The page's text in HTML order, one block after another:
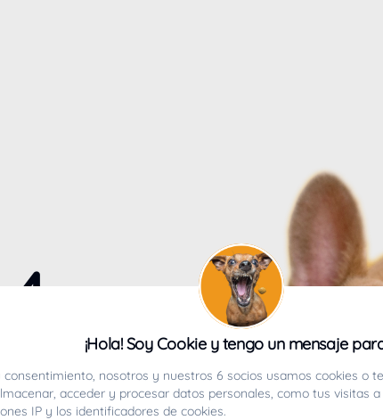
mucho.
inicio
¡Hola! Soy Cookie y tengo un mensaje
consentimiento, nosotros y nuestros 6 socios usamos cookies o
acceder y procesar datos personales, como tus visitas
IP y los identificadores de cookies.